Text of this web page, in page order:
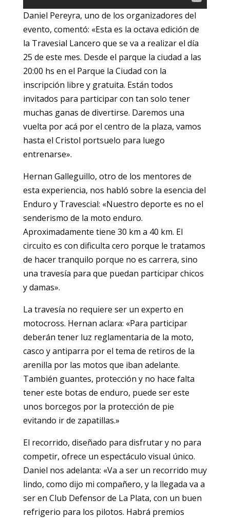
Daniel Pereyra, uno de los organizadores del
evento, comentó: «Esta es la octava edición de
la Travesial Lancero que se va a realizar el día
25 de este mes. Desde el parque la ciudad a las
20:00 hs en el Parque la Ciudad con la
inscripción libre y gratuita. Están todos
invitados para participar con tan solo tener
muchas ganas de divertirse. Daremos una
vuelta por acá por el centro de la plaza, vamos
hasta el Cristol portsuelo para luego
entrenarse».
Hernan Galleguillo, otro de los mentores de
esta experiencia, nos habló sobre la esencia del
Enduro y Travescial: «Nuestro deporte es no el
senderismo de la moto enduro.
Aproximadamente tiene 30 km a 40 km. El
circuito es con dificulta cero porque le tratamos
de hacer tranquilo porque no es carrera, sino
una travesía para que puedan participar chicos
y damas».
La travesía no requiere ser un experto en
motocross. Hernan aclara: «Para participar
deberán tener luz reglamentaria de la moto,
casco y antiparra por el tema de retiros de la
arenilla por las motos que iban adelante.
También guantes, protección y no hace falta
tener este botas de enduro, puede ser este
unos borcegos por la protección de pie
evitando ir de zapatillas.»
El recorrido, diseñado para disfrutar y no para
competir, ofrece un espectáculo visual único.
Daniel nos adelanta: «Va a ser un recorrido muy
lindo, como dijo mi compañero, y la llegada va a
ser en Club Defensor de La Plata, con un buen
refrigerio para los pilotos. Habrá premios